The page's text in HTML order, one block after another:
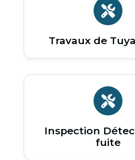
Travaux de
Inspection
fuite